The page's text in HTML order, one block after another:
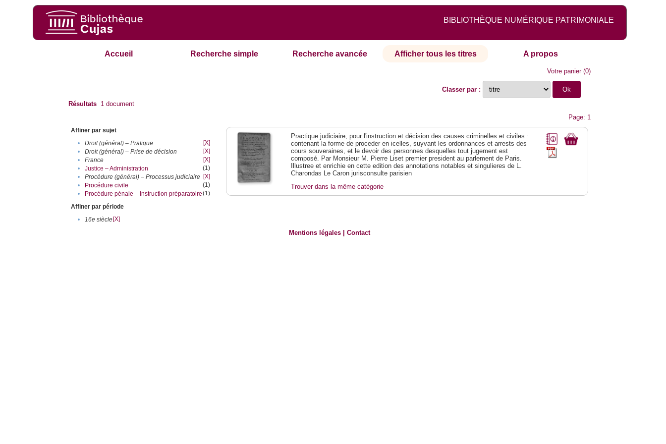
BIBLIOTHÈQUE NUMÉRIQUE PATRIMONIALE
Accueil Recherche simple Recherche avancée Afficher tous les titres A propos
Votre panier(0)
Classer par :
Résultats 1 document
Page: 1
Affiner par sujet
•
Droit (général) – Pratique
[X]
•
Droit (général) – Prise de décision
[X]
•
France
[X]
•
Justice – Administration
(1)
•
Procédure (général) – Processus judiciaire [X]
•
Procédure civile
(1)
•
Procédure pénale – Instruction préparatoire(1)
Affiner par période
•
16e siècle[X]
Practique judiciaire, pour l'instruction et décision des causes criminelles et civiles :
contenant la forme de proceder en icelles, suyvant les ordonnances et arrests des
cours souveraines, et le devoir des personnes desquelles tout jugement est
composé. Par Monsieur M. Pierre Liset premier president au parlement de Paris.
Illustree et enrichie en cette edition des annotations notables et singulieres de L.
Charondas Le Caron jurisconsulte parisien
Trouver dans la même catégorie
Mentions légales |Contact